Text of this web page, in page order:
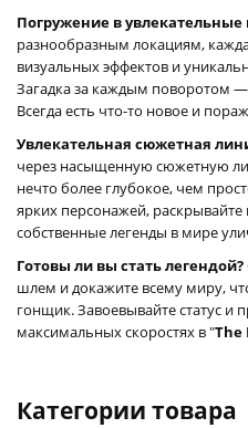
Погружение в
разнообразным локациям,
визуальных эффектов и
Загадка за каждым поворотом
Всегда есть что-то новое и
Увлекательная сюжетная
через насыщенную сюжетную
нечто более глубокое, чем
ярких персонажей, раскрывайте
собственные легенды в мире
Готовы ли вы стать легендой?
шлем и докажите всему миру,
гонщик. Завоевывайте статус и
максимальных скоростях в "The
Категории товара